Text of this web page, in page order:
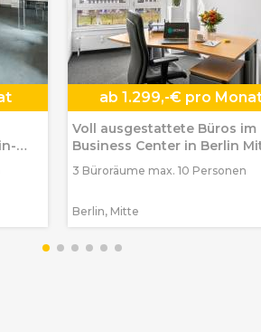
ab 1.299,-€ pro
Voll ausgestattete Büros im
Business Center in Berlin
3 Büroräume max. 10 Personen
Berlin, Mitte